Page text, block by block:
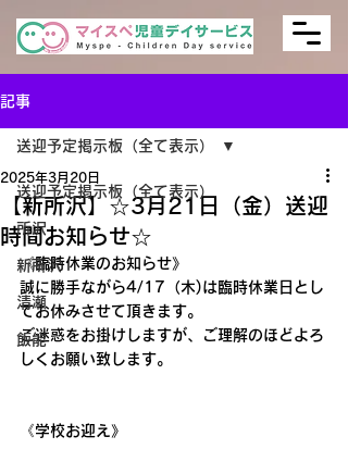
記事
送迎予定掲示板（全て表示）
所沢
新所沢
清瀬
飯能
送迎予定掲示板（全て表示）
【新所沢】☆3月21日（金）送迎
時間お知らせ☆
2025年3月20日
《臨時休業のお知らせ》
誠に勝手ながら4/17（木)は臨時休業日とし
てお休みさせて頂きます。
ご迷惑をお掛けしますが、ご理解のほどよろ
しくお願い致します。
《学校お迎え》